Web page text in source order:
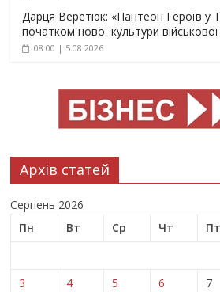
Дарця Веретюк: «Пантеон Героїв у
початком нової культури військової
08:00 | 5.08.2026
Архів статей
Серпень 2026
Пн
Вт Ср Чт Пт
3
4 5 6 7